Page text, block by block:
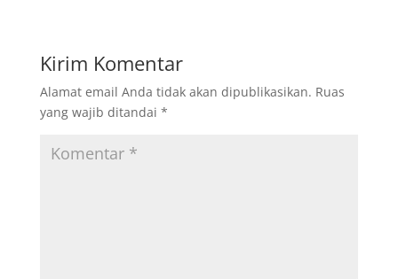
Kirim Komentar
Alamat email Anda tidak akan dipublikasikan. Ruas
yang wajib ditandai *